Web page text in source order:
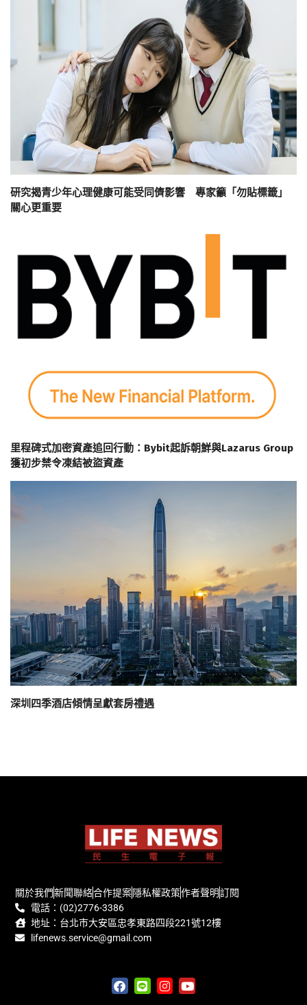
研究揭青少年心理健康可能受同儕影響 專家籲「勿貼標籤」
關心更重要
里程碑式加密資產追回行動：Bybit起訴朝鮮與Lazarus Group
獲初步禁令凍結被盜資產
深圳四季酒店傾情呈獻套房禮遇
關於我們新聞聯絡合作提案隱私權政策作者聲明訂閱
電話：(02)2776-3386
地址：台北市大安區忠孝東路四段221號12樓
lifenews.service@gmail.com